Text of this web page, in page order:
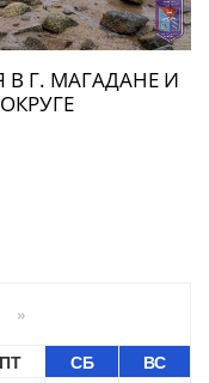
В Г. МАГАДАНЕ И
»
ПТ СБ ВС